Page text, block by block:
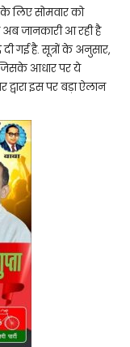
लिए सोमवार को
जानकारी आ रही है
गई है. सूत्रों के अनुसार,
जिसके आधार पर ये
इस पर बड़ा ऐलान